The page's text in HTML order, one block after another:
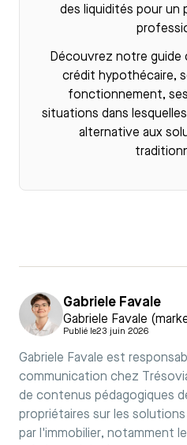
des liquidités pour un
Découvrez notre guide
crédit hypothécaire,
fonctionnement,
situations dans
alternative aux
Gabriele Favale
Gabriele Favale
Publié le23 juin 2026
Gabriele Favale est
communication chez
de contenus pédagogiques
propriétaires sur les
par l'immobilier, notamment